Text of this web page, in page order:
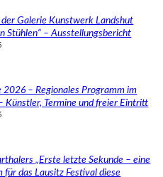
der Galerie Kunstwerk Landshut
Stühlen“ – Ausstellungsbericht
2026 – Regionales Programm im
Künstler, Termine und freier Eintritt
„Erste letzte Sekunde – eine
für das Lausitz Festival diese